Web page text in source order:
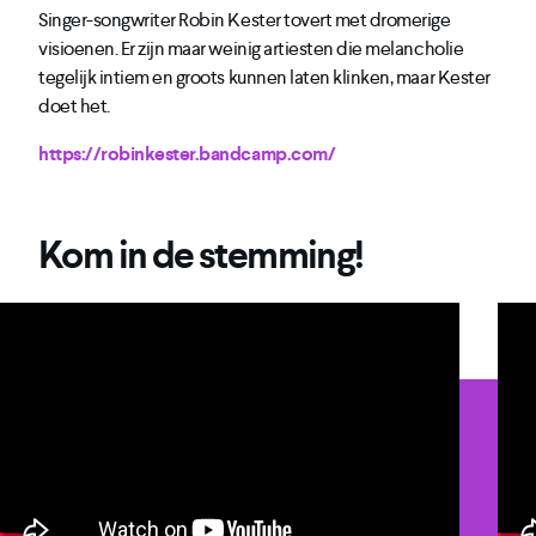
Singer-songwriter Robin Kester tovert met dromerige
visioenen. Er zijn maar weinig artiesten die melancholie
tegelijk intiem en groots kunnen laten klinken, maar Kester
doet het.
https://robinkester.bandcamp.com/
Kom in de stemming!